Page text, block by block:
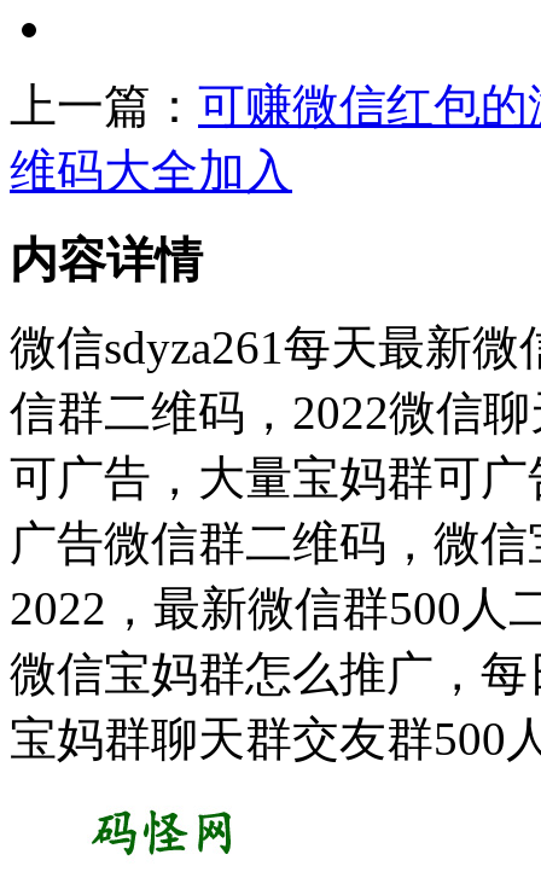
上一篇： 可赚微信红包的
维码大全加入
内容详情
微信sdyza261每天最新
信群二维码，2022微信
可广告，大量宝妈群可
广告微信群二维码，微
2022，最新微信群500人
微信宝妈群怎么推广，
宝妈群聊天群交友群500